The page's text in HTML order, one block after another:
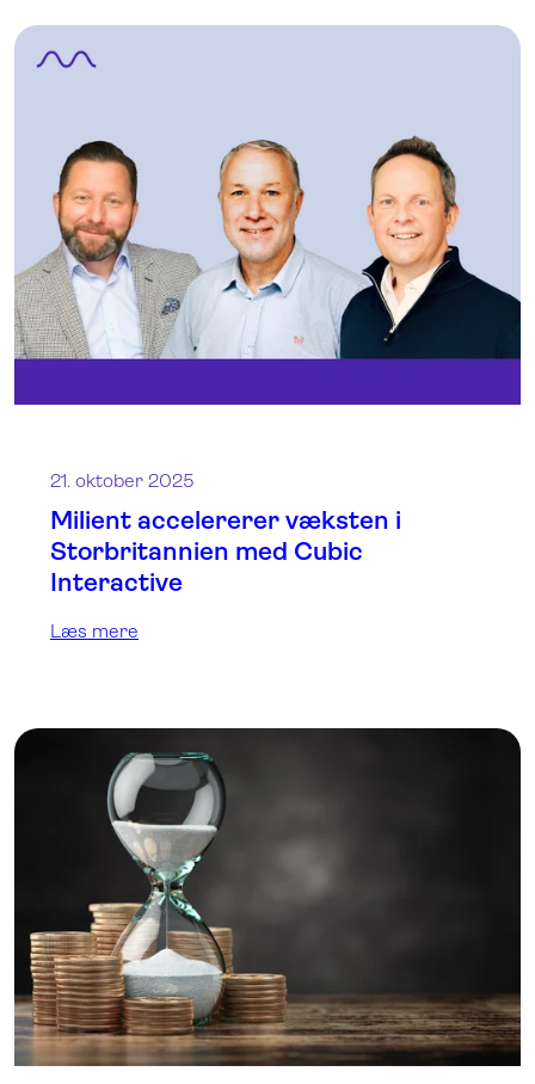
21. oktober 2025
Milient accelererer væksten i
Storbritannien med Cubic
Interactive
Læs mere